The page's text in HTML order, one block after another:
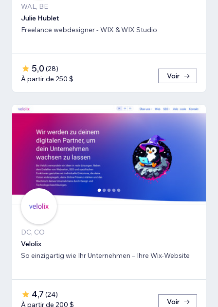
WAL, BE
Julie Hublet
Freelance webdesigner - WIX & WIX Studio
5,0 (28)
À partir de 250 $
Voir
DC, CO
Velolix
So einzigartig wie Ihr Unternehmen – Ihre Wix-Website
4,7 (24)
À partir de 200 $
Voir